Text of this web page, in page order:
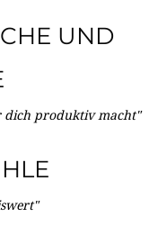
UND
dich produktiv macht"